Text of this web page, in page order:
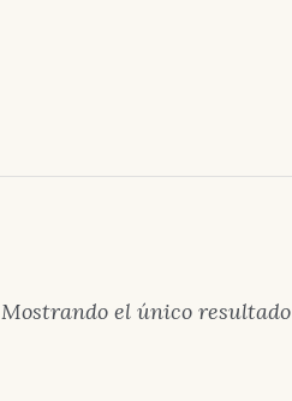
Mostrando el único resultado